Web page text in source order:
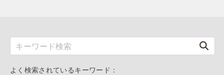
よく検索されているキーワード：